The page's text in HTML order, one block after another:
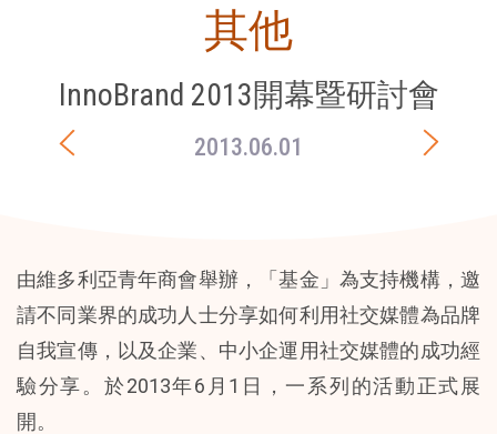
其他
InnoBrand 2013開幕暨研討會
2013.06.01
由維多利亞青年商會舉辦，「基金」為支持機構，邀
請不同業界的成功人士分享如何利用社交媒體為品牌
自我宣傳，以及企業、中小企運用社交媒體的成功經
驗分享。於2013年6月1日，一系列的活動正式展
開。